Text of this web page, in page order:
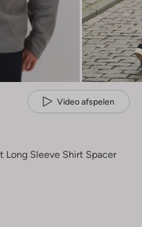
Video afspelen
Long Sleeve Shirt Spacer